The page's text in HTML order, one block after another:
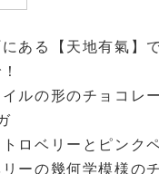
ある【天地有氣】
イルの形のチョコ
ロベリーとピンク
ーの幾何学模様の